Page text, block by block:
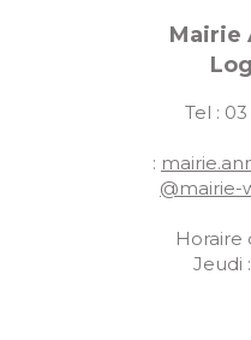
Mairie
Tel :
:
@mairie-
Horaire
Jeudi